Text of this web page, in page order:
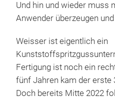
Und hin und wieder muss
Anwender überzeugen
Weisser ist eigentlich ein
Fertigung ist noch ein
fünf Jahren kam der erste
Doch bereits Mitte 2022